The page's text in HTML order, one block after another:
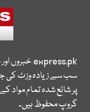
express.pkخبروں
سب سے زیادہ وزٹ کی
پر شائع شدہ تمام
گروپ محفوظ ہیں۔